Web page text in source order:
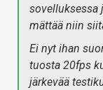
sovelluksessa
mättää niin
Ei nyt ihan
tuosta 20fps
järkevää